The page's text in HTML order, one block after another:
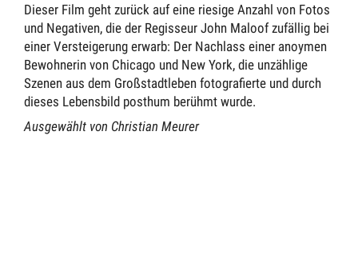
Dieser Film geht zurück auf eine riesige Anzahl von Fotos
und Negativen, die der Regisseur John Maloof zufällig bei
einer Versteigerung erwarb: Der Nachlass einer anoymen
Bewohnerin von Chicago und New York, die unzählige
Szenen aus dem Großstadtleben fotografierte und durch
dieses Lebensbild posthum berühmt wurde.
Ausgewählt von Christian Meurer